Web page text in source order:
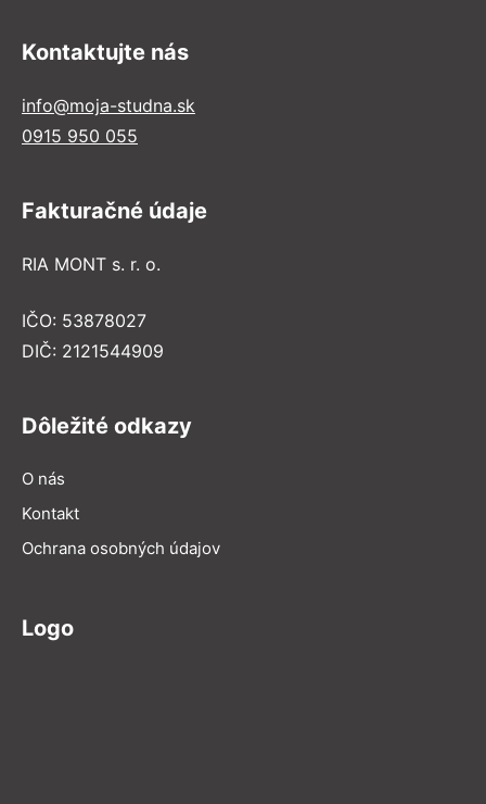
Kontaktujte nás
info@moja-studna.sk
0915 950 055
Fakturačné údaje
RIA MONT s. r. o.
IČO: 53878027
DIČ: 2121544909
Dôležité odkazy
O nás
Kontakt
Ochrana osobných údajov
Logo